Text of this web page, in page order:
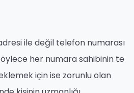
ile değil telefon numarası
her numara sahibinin te
için ise zorunlu olan